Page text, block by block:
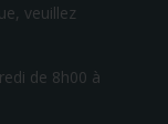
veuillez
de 8h00 à